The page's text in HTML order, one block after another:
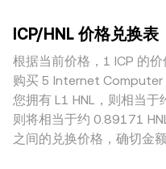
币出入金政策变化，都可能
定性。技术层面，合约市
化、若存在的期权到期集
交易所与链上之间的流入流
溶解节奏，都会对 ICP 的
ICP/HNL 的 conversion
ICP 对某一报价资产（例如
通过 USDT/HNL 的报价进
的参考值。需要注意的是，
中心化 AMM 的定价共同构
还会受订单深度与滑点的影
conversion rate 在不同流
异会进一步放大差距，例如
出入金渠道与费用不同，可
折扣。很多平台上 ICP 先
HNL，如果 USDT 相对
差），这一价差会传导到最
的套利交易会在一定程度上
到账时间、合规限制和风控
ICP/HNL 价格兑换表
根据当前价格，1 ICP 的
购买 5 Internet Computer
您拥有 L1 HNL，则相当
则将相当于约 0.89171
之间的兑换价格，确切金